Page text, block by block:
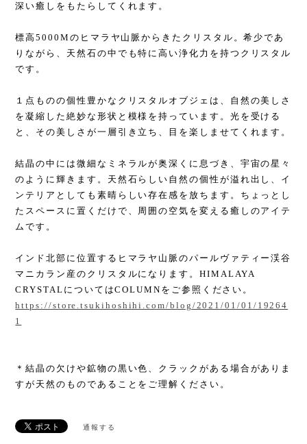
深い癒しをもたらしてくれます。
標高5000Mのヒマラヤ山脈からきたクリスタル。希少であ
りながら、天然石の中でも特に高い浄化力を持つクリスタル
です。
１点ものの個性豊かなクリスタルオブジェは、自然の美しさ
を凝縮した絶妙な形状と模様を持っています。光を受ける
と、その美しさが一層引き立ち、目を楽しませてくれます。
結晶の中には微細なミネラルが奥深くに息づき、宇宙の星々
のように輝きます。天然石らしい自然の個性が溢れ出し、イ
ンテリアとしても素晴らしい存在感を放ちます。ちょっとし
たスペースに置くだけで、周囲の空気を変える癒しのアイテ
ムです。
インド北部に位置するヒマラヤ山脈のパールヴァティー渓谷
マニカラン産のクリスタルになります。HIMALAYA
CRYSTALについてはCOLUMNをご参照ください。
https://store.tsukihoshihi.com/blog/2021/01/01/19264
1
＊結晶の欠けや鉱物の黒い色、クラックがある場合がありま
すが天然のものであることをご理解ください。
通報する